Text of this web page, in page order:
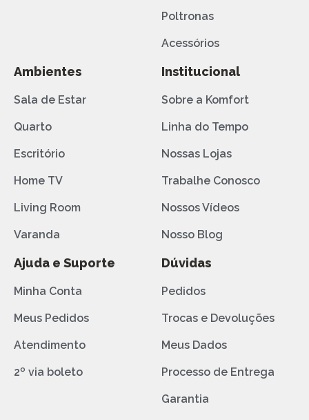
Poltronas
Acessórios
Ambientes
Sala de Estar
Quarto
Escritório
Home TV
Living Room
Varanda
Institucional
Sobre a Komfort
Linha do Tempo
Nossas Lojas
Trabalhe Conosco
Nossos Vídeos
Nosso Blog
Ajuda e Suporte
Minha Conta
Meus Pedidos
Atendimento
2º via boleto
Dúvidas
Pedidos
Trocas e Devoluções
Meus Dados
Processo de Entrega
Garantia